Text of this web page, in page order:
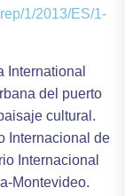
1/2013/ES/1-
International
del puerto
cultural.
Internacional de
Internacional
Montevideo.